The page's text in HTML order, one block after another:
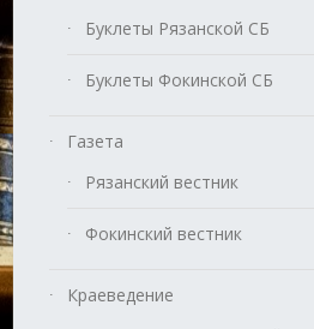
Буклеты Рязанской СБ
Буклеты Фокинской СБ
Газета
Рязанский вестник
Фокинский вестник
Краеведение